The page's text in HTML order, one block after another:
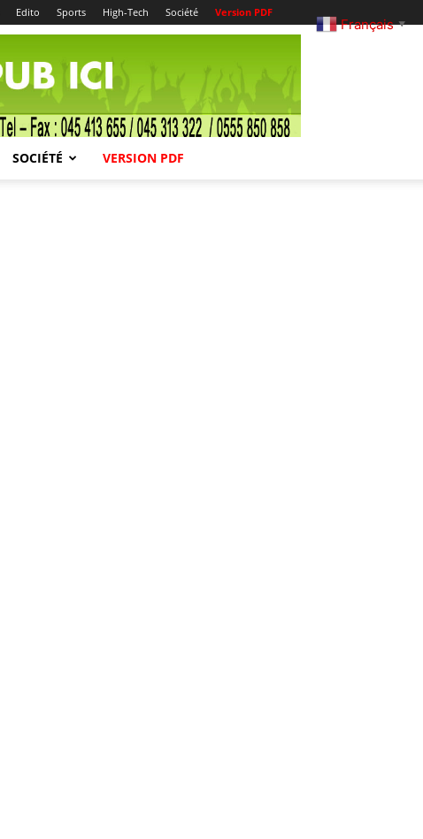
Edito Sports High-Tech Société Version PDF
SOCIÉTÉ VERSION PDF
Français ▼